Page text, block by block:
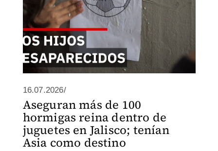
16.07.2026/
Aseguran más de 100
hormigas reina dentro de
juguetes en Jalisco; tenían
Asia como destino